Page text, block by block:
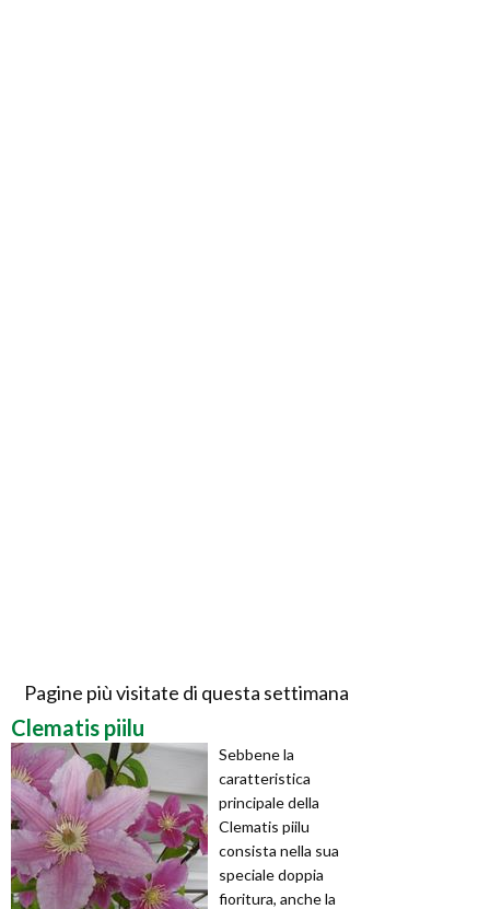
Pagine più visitate di questa settimana
Clematis piilu
Sebbene la
caratteristica
principale della
Clematis piilu
consista nella sua
speciale doppia
fioritura, anche la